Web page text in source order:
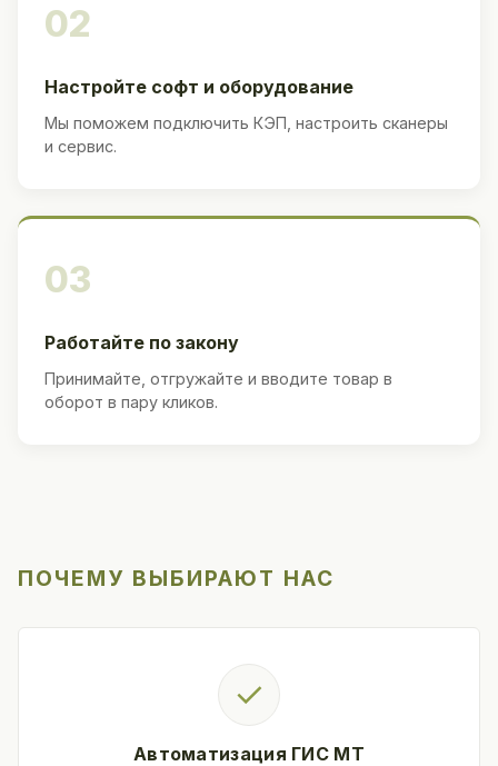
02
Настройте софт и оборудование
Мы поможем подключить КЭП, настроить сканеры
и сервис.
03
Работайте по закону
Принимайте, отгружайте и вводите товар в
оборот в пару кликов.
ПОЧЕМУ ВЫБИРАЮТ НАС
✓
Автоматизация ГИС МТ